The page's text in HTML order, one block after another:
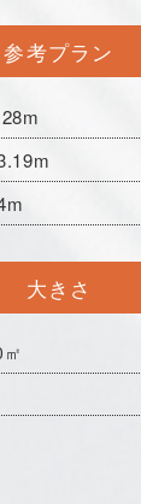
参考プラン
大きさ